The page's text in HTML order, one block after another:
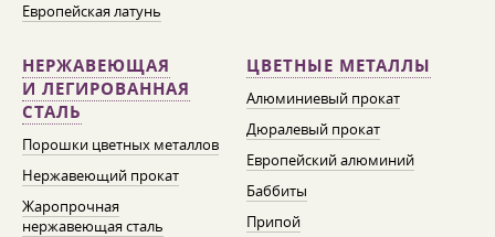
Европейская латунь
НЕРЖАВЕЮЩАЯ
И ЛЕГИРОВАННАЯ
СТАЛЬ
Порошки цветных металлов
Нержавеющий прокат
Жаропрочная
нержавеющая сталь
ЦВЕТНЫЕ МЕТАЛЛЫ
Алюминиевый прокат
Дюралевый прокат
Европейский алюминий
Баббиты
Припой